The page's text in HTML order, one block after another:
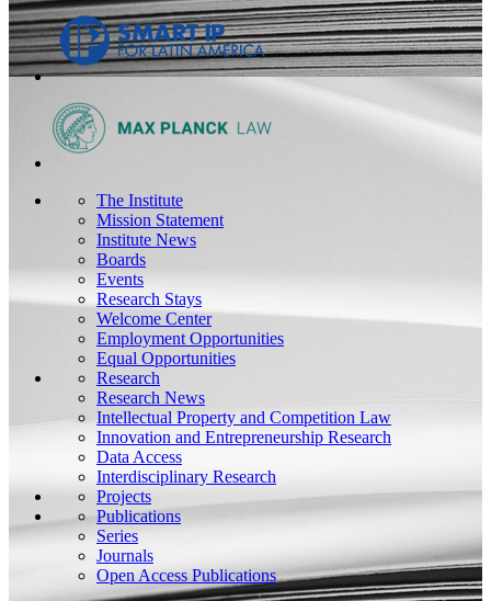
The Institute
Mission Statement
Institute News
Boards
Events
Research Stays
Welcome Center
Employment Opportunities
Equal Opportunities
Research
Research News
Intellectual Property and Competition Law
Innovation and Entrepreneurship Research
Data Access
Interdisciplinary Research
Projects
Publications
Series
Journals
Open Access Publications